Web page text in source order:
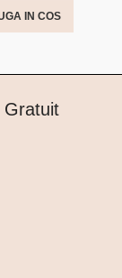
IN COS
Gratuit